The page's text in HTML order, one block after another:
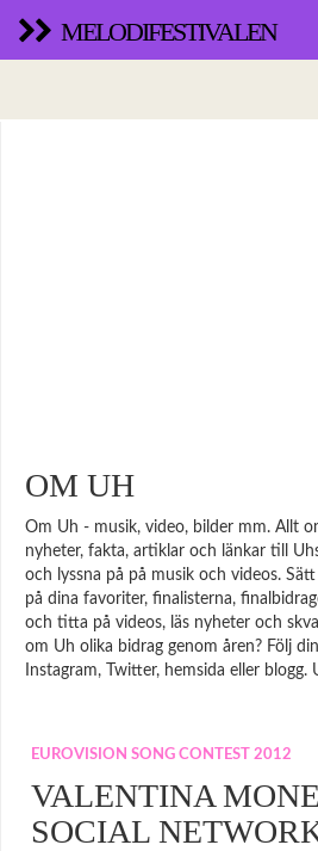
MELODIFESTIVALEN
OM UH
Om Uh - musik, video, bilder mm. Allt
nyheter, fakta, artiklar och länkar till
och lyssna på på musik och videos.
på dina favoriter, finalisterna,
och titta på videos, läs nyheter och
om Uh olika bidrag genom åren? Följ
Instagram, Twitter, hemsida eller blogg.
EUROVISION SONG CONTEST 2012
VALENTINA
SOCIAL